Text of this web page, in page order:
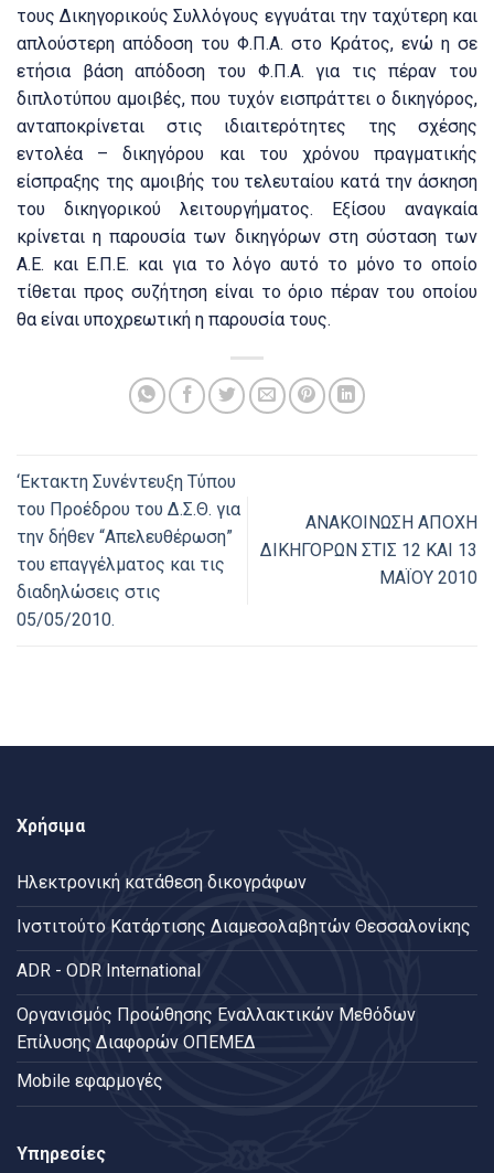
τους Δικηγορικούς Συλλόγους εγγυάται την ταχύτερη και
απλούστερη απόδοση του Φ.Π.Α. στο Κράτος, ενώ η σε
ετήσια βάση απόδοση του Φ.Π.Α. για τις πέραν του
διπλοτύπου αμοιβές, που τυχόν εισπράττει ο δικηγόρος,
ανταποκρίνεται στις ιδιαιτερότητες της σχέσης
εντολέα – δικηγόρου και του χρόνου πραγματικής
είσπραξης της αμοιβής του τελευταίου κατά την άσκηση
του δικηγορικού λειτουργήματος. Εξίσου αναγκαία
κρίνεται η παρουσία των δικηγόρων στη σύσταση των
Α.Ε. και Ε.Π.Ε. και για το λόγο αυτό το μόνο το οποίο
τίθεται προς συζήτηση είναι το όριο πέραν του οποίου
θα είναι υποχρεωτική η παρουσία τους.
‘Εκτακτη Συνέντευξη Τύπου
του Προέδρου του Δ.Σ.Θ. για
την δήθεν “Απελευθέρωση”
του επαγγέλματος και τις
διαδηλώσεις στις
05/05/2010.
ΑΝΑΚΟΙΝΩΣΗ ΑΠΟΧΗ
ΔΙΚΗΓΟΡΩΝ ΣΤΙΣ 12 ΚΑΙ 13
ΜΑΪΟΥ 2010
Χρήσιμα
Ηλεκτρονική κατάθεση δικογράφων
Ινστιτούτο Κατάρτισης Διαμεσολαβητών Θεσσαλονίκης
ADR - ODR International
Oργανισμός Προώθησης Εναλλακτικών Μεθόδων
Επίλυσης Διαφορών ΟΠΕΜΕΔ
Mobile εφαρμογές
Υπηρεσίες